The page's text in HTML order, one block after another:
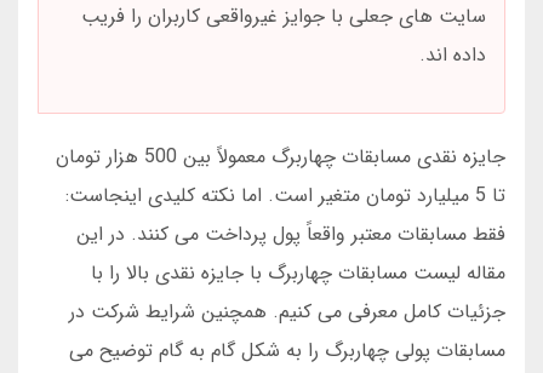
سایت های جعلی با جوایز غیرواقعی کاربران را فریب
داده اند.
جایزه نقدی مسابقات چهاربرگ معمولاً بین 500 هزار تومان
تا 5 میلیارد تومان متغیر است. اما نکته کلیدی اینجاست:
فقط مسابقات معتبر واقعاً پول پرداخت می کنند. در این
مقاله لیست مسابقات چهاربرگ با جایزه نقدی بالا را با
جزئیات کامل معرفی می کنیم. همچنین شرایط شرکت در
مسابقات پولی چهاربرگ را به شکل گام به گام توضیح می